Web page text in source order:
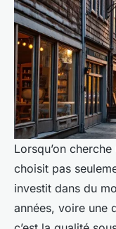
Lorsqu’on cherche
choisit pas
investit dans du
années, voire une